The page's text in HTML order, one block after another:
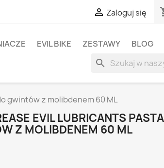
 Zaloguj się
EVIL BIKE ZESTAWY BLOG
search
gwintów z molibdenem 60 ML
EVIL LUBRICANTS
Z MOLIBDENEM 60 ML